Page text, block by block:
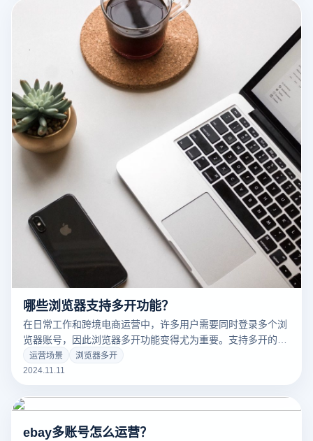
以显著降低账户之间关联的风险，从而保证多账户管理的安全
性和高效性。
哪些浏览器支持多开功能？
在日常工作和跨境电商运营中，许多用户需要同时登录多个浏
览器账号，因此浏览器多开功能变得尤为重要。支持多开的浏
览器能够帮助用户在同一设备上登录多个不同账号，彼此独立
不受干扰，从而显著提高工作效率。目前市场上有一些浏览器
供防关联和隐私保护功能，非常适合电商从业者和社交媒体运
营人员使用。
运营场景
浏览器多开
2024.11.11
ebay多账号怎么运营？